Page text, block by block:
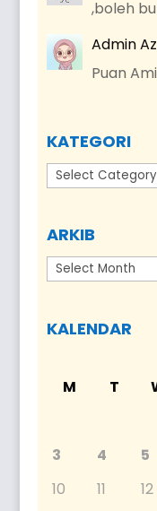
,boleh
Admin
Puan
KATEGORI
Kategori
ARKIB
Arkib
KALENDAR
M T
3
4 5
10
11 12